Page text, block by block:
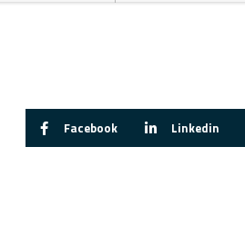
Facebook Linkedin